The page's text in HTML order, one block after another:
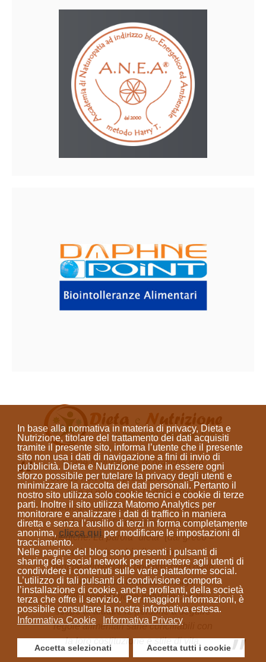
In base alla normativa in materia di privacy, Dieta e
Nutrizione, titolare del trattamento dei dati acquisiti
tramite il presente sito, informa l’utente che il presente
sito non usa i dati di navigazione a fini di invio di
pubblicità. Dieta e Nutrizione pone in essere ogni
sforzo possibile per tutelare la privacy degli utenti e
minimizzare la raccolta dei dati personali. Pertanto il
nostro sito utilizza solo cookie tecnici e cookie di terze
parti. Inoltre il sito utilizza Matomo Analytics per
monitorare e analizzare i dati di traffico in maniera
diretta e senza l’ausilio di terzi in forma completamente
anonima, clicca quiper modificare le impostazioni di
tracciamento.
Nelle pagine del blog sono presenti i pulsanti di
sharing dei social network per permettere agli utenti di
condividere i contenuti sulle varie piattaforme social.
L’utilizzo di tali pulsanti di condivisione comporta
l’installazione di cookie, anche profilanti, della società
terza che offre il servizio. Per maggiori informazioni, è
possibile consultare la nostra informativa estesa.
Informativa Cookie
Informativa Privacy
Accetta selezionati Accetta tutti i cookie
Come Naturopata, le pratiche che
svolgo non sono prestazioni sanitarie e
non si prefiggono la diagnosi di
patologie specifiche, né la prescrizione
di farmaci o l'elaborazione di diete
mediche. La parola “dieta” (dal greco =
modo di vivere)indica sempre un
regime alimentare; non prescrivo diete
mediche ma fornisco consigli
sull'alimentazione naturale con lo
scopo di aiutare le persone a seguire
regole alimentari sane conciliabili con
la loro costituzione e stile di vita.